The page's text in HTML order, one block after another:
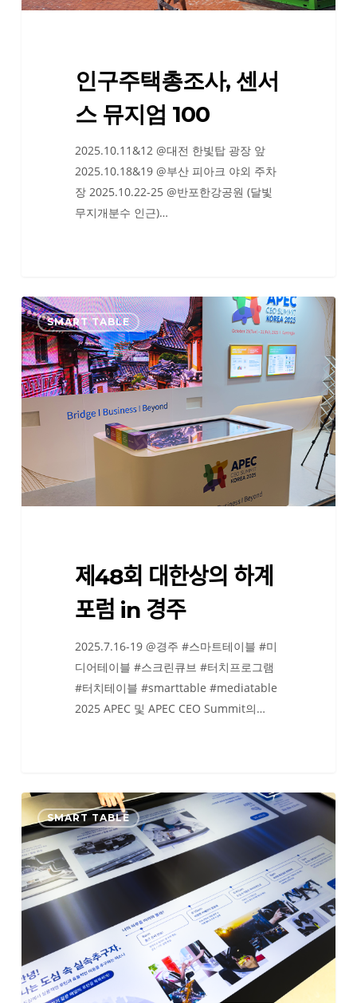
인구주택총조사, 센서
스 뮤지엄 100
2025.10.11&12 @대전 한빛탑 광장 앞
2025.10.18&19 @부산 피아크 야외 주차
장 2025.10.22-25 @반포한강공원 (달빛
무지개분수 인근)…
제
48
회
대
한
상
의
계
포
SMART TABLE
제48회 대한상의 하계
포럼 in 경주
2025.7.16-19 @경주 #스마트테이블 #미
디어테이블 #스크린큐브 #터치프로그램
#터치테이블 #smarttable #mediatable
2025 APEC 및 APEC CEO Summit의…
현
대
UX
스
튜
디
SMART TABLE